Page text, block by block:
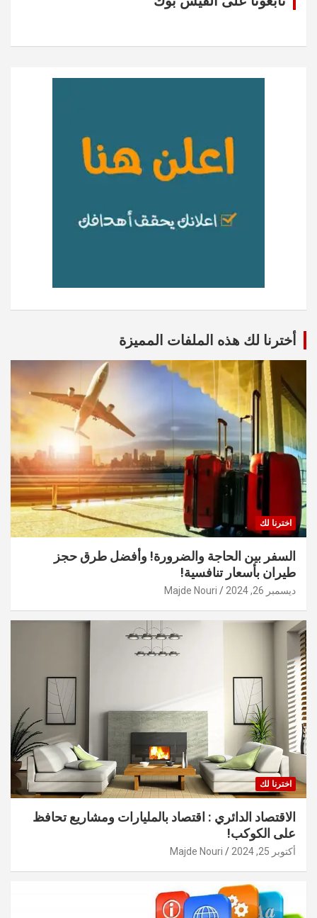
أخترنا لك هذه الملفات المميزة
اخترنا لك
السفر بين الحاجة والضرورة! وأفضل طرق حجز
طيران بأسعار تنافسية!
ديسمبر 26, 2024 Majde Nouri
اخترنا لك
الاقتصاد الدائري : اقتصاد بالمليارات ومشاريع تحافظ
على الكوكب!
أكتوبر 25, 2024 Majde Nouri